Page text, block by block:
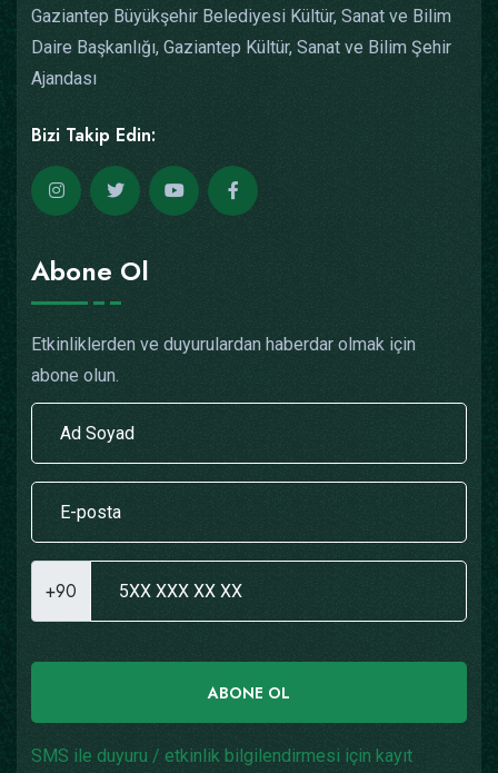
Gaziantep Büyükşehir Belediyesi Kültür, Sanat ve Bilim
Daire Başkanlığı, Gaziantep Kültür, Sanat ve Bilim Şehir
Ajandası
Bizi Takip Edin:
Abone Ol
Etkinliklerden ve duyurulardan haberdar olmak için
abone olun.
+90
ABONE OL
SMS ile duyuru / etkinlik bilgilendirmesi için kayıt